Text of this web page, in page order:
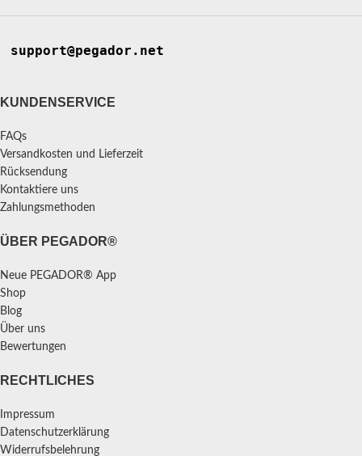
support@pegador.net
KUNDENSERVICE
FAQs
Versandkosten und Lieferzeit
Rücksendung
Kontaktiere uns
Zahlungsmethoden
ÜBER PEGADOR®
Neue PEGADOR® App
Shop
Blog
Über uns
Bewertungen
RECHTLICHES
Impressum
Datenschutzerklärung
Widerrufsbelehrung